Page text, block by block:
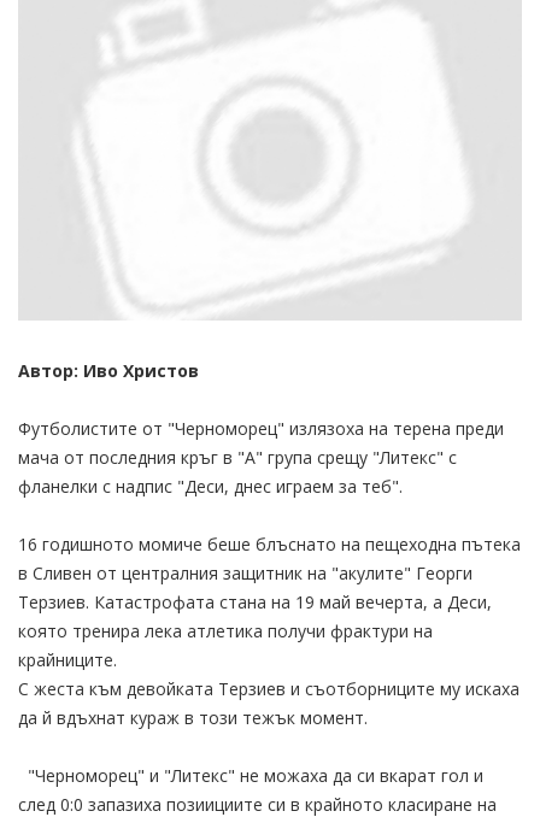
Автор: Иво Христов
Футболистите от "Черноморец" излязоха на терена преди
мача от последния кръг в "А" група срещу "Литекс" с
фланелки с надпис "Деси, днес играем за теб".
16 годишното момиче беше блъснато на пещеходна пътека
в Сливен от централния защитник на "акулите" Георги
Терзиев. Катастрофата стана на 19 май вечерта, а Деси,
която тренира лека атлетика получи фрактури на
крайниците.
С жеста към девойката Терзиев и съотборниците му искаха
да й вдъхнат кураж в този тежък момент.
"Черноморец" и "Литекс" не можаха да си вкарат гол и
след 0:0 запазиха позиициите си в крайното класиране на